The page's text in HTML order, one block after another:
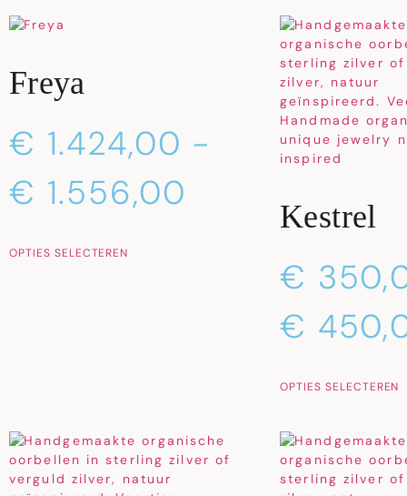
Freya
€ 1.424,00 -
€ 1.556,00
OPTIES SELECTEREN
Kestrel
€
€
OPTIES SELECTEREN